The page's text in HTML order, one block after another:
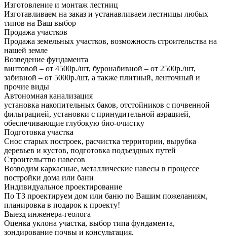
Изготовление и монтаж лестниц
Изготавливаем на заказ и устанавливаем лестницы любых
типов на Ваш выбор
Продажа участков
Продажа земельных участков, возможность строительства на
нашей земле
Возведение фундамента
винтовой – от 4500р./шт, буронабивной – от 2500р./шт,
забивной – от 5000р./шт, а также плитный, ленточный и
прочие виды
Автономная канализация
установка накопительных баков, отстойников с почвенной
фильтрацией, установки с принудительной аэрацией,
обеспечивающие глубокую био-очистку
Подготовка участка
Снос старых построек, расчистка территории, вырубка
деревьев и кустов, подготовка подъездных путей
Строительство навесов
Возводим каркасные, металлические навесы в процессе
постройки дома или бани
Индивидуальное проектирование
По ТЗ проектируем дом или баню по Вашим пожеланиям,
планировка в подарок к проекту!
Выезд инженера-геолога
Оценка уклона участка, выбор типа фундамента,
зондирование почвы и консультация.